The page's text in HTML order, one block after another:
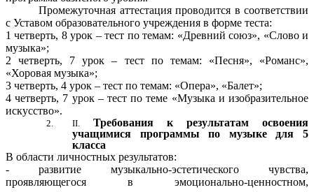
Промежуточная аттестация проводится в соответствии
с Уставом образовательного учреждения в форме теста:
1 четверть, 8 урок – тест по темам: «Древний союз», «Слово и
музыка»;
2 четверть, 7 урок – тест по темам: «Песня», «Романс»,
«Хоровая музыка»;
3 четверть, 4 урок – тест по темам: «Опера», «Балет»;
4 четверть, 7 урок – тест по теме «Музыка и изобразительное
искусство».
Требования к результатам освоения
учащимися программы по музыке
для 5
класса
В области личностных результатов:
- развитие музыкально-эстетического чувства,
проявляющегося в эмоционально-ценностном,